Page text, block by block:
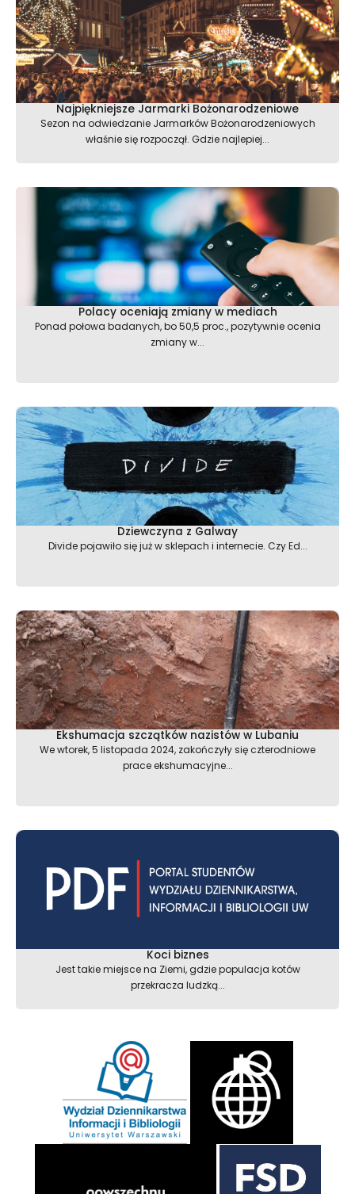
Najpiękniejsze Jarmarki Bożonarodzeniowe
Sezon na odwiedzanie Jarmarków Bożonarodzeniowych
właśnie się rozpoczął. Gdzie najlepiej...
Polacy oceniają zmiany w mediach
Ponad połowa badanych, bo 50,5 proc., pozytywnie ocenia
zmiany w...
Dziewczyna z Galway
Divide pojawiło się już w sklepach i internecie. Czy Ed...
Ekshumacja szczątków nazistów w Lubaniu
We wtorek, 5 listopada 2024, zakończyły się czterodniowe
prace ekshumacyjne...
Koci biznes
Jest takie miejsce na Ziemi, gdzie populacja kotów
przekracza ludzką...